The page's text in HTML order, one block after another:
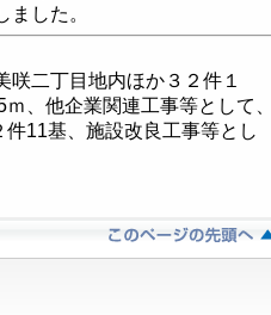
した。
咲二丁目地内ほか３２件１
、他企業関連工事等として、
11基、施設改良工事等とし